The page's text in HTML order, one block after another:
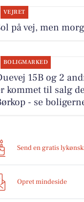
VEJRET
på vej, men
BOLIGMARKED
15B og 2
kommet til salg
- se
Send en gratis
Opret mindeside